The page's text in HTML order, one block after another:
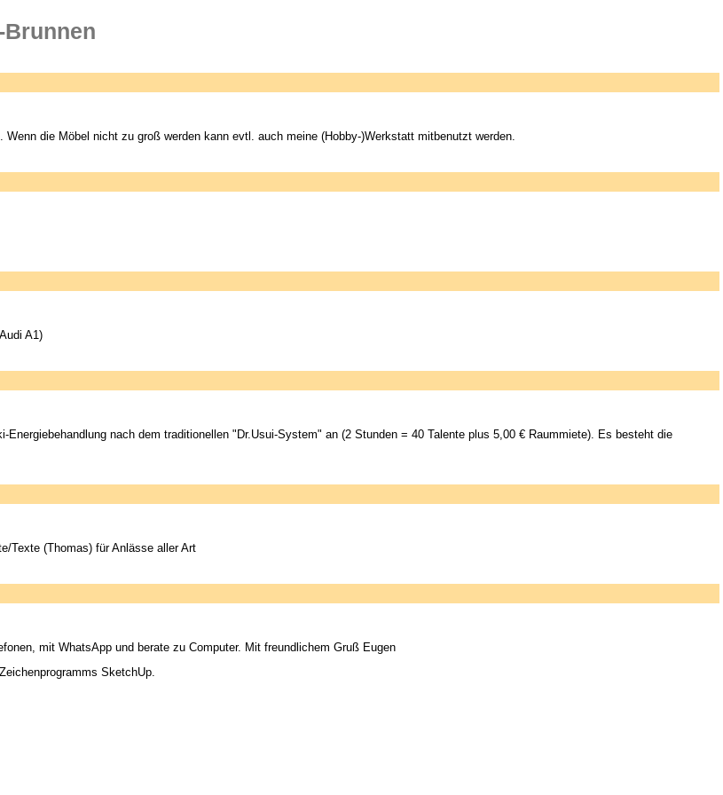
die Möbel nicht zu groß werden kann evtl. auch meine (Hobby-)Werkstatt mitbenutzt werden.
A1)
Energiebehandlung nach dem traditionellen "Dr.Usui-System" an (2 Stunden = 40 Talente plus 5,00 € Raummiete). Es besteht die
Texte (Thomas) für Anlässe aller Art
mit WhatsApp und berate zu Computer. Mit freundlichem Gruß Eugen
SketchUp.